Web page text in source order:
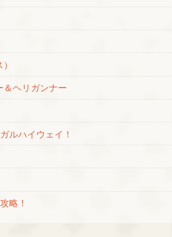
＆ヘリガンナー
ルハイウェイ！
略！